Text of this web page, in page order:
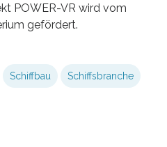
POWER-VR wird vom
gefördert.
Schiffbau Schiffsbranche